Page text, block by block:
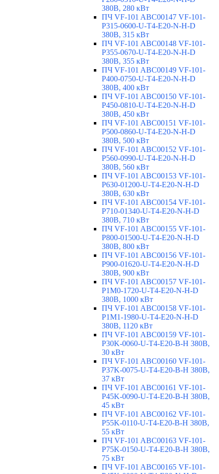
380В, 280 кВт
ПЧ VF-101 ABC00147 VF-101-
P315-0600-U-T4-E20-N-H-D
380В, 315 кВт
ПЧ VF-101 ABC00148 VF-101-
P355-0670-U-T4-E20-N-H-D
380В, 355 кВт
ПЧ VF-101 ABC00149 VF-101-
P400-0750-U-T4-E20-N-H-D
380В, 400 кВт
ПЧ VF-101 ABC00150 VF-101-
P450-0810-U-T4-E20-N-H-D
380В, 450 кВт
ПЧ VF-101 ABC00151 VF-101-
P500-0860-U-T4-E20-N-H-D
380В, 500 кВт
ПЧ VF-101 ABC00152 VF-101-
P560-0990-U-T4-E20-N-H-D
380В, 560 кВт
ПЧ VF-101 ABC00153 VF-101-
P630-01200-U-T4-E20-N-H-D
380В, 630 кВт
ПЧ VF-101 ABC00154 VF-101-
P710-01340-U-T4-E20-N-H-D
380В, 710 кВт
ПЧ VF-101 ABC00155 VF-101-
P800-01500-U-T4-E20-N-H-D
380В, 800 кВт
ПЧ VF-101 ABC00156 VF-101-
P900-01620-U-T4-E20-N-H-D
380В, 900 кВт
ПЧ VF-101 ABC00157 VF-101-
P1M0-1720-U-T4-E20-N-H-D
380В, 1000 кВт
ПЧ VF-101 ABC00158 VF-101-
P1M1-1980-U-T4-E20-N-H-D
380В, 1120 кВт
ПЧ VF-101 ABC00159 VF-101-
P30K-0060-U-T4-E20-B-H 380В,
30 кВт
ПЧ VF-101 ABC00160 VF-101-
P37K-0075-U-T4-E20-B-H 380В,
37 кВт
ПЧ VF-101 ABC00161 VF-101-
P45K-0090-U-T4-E20-B-H 380В,
45 кВт
ПЧ VF-101 ABC00162 VF-101-
P55K-0110-U-T4-E20-B-H 380В,
55 кВт
ПЧ VF-101 ABC00163 VF-101-
P75K-0150-U-T4-E20-B-H 380В,
75 кВт
ПЧ VF-101 ABC00165 VF-101-